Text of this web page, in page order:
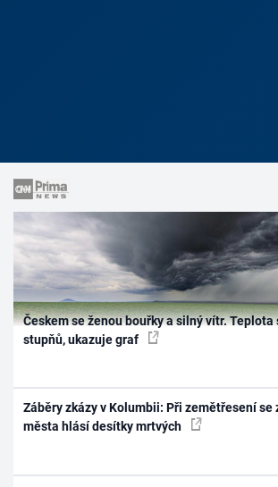
Českem se ženou bouřky a silný vítr. Teplota
stupňů, ukazuje graf
Záběry zkázy v Kolumbii: Při zemětřesení
města hlásí desítky mrtvých